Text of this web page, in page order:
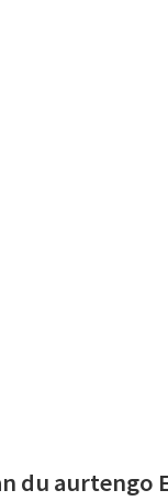
du aurtengo